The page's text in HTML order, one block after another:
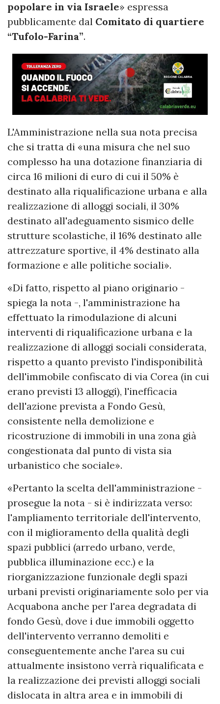
popolare in via Israele» espressa
pubblicamente dal Comitato di quartiere
“Tufolo-Farina”.
L'Amministrazione nella sua nota precisa
che si tratta di «una misura che nel suo
complesso ha una dotazione finanziaria di
circa 16 milioni di euro di cui il 50% è
destinato alla riqualificazione urbana e alla
realizzazione di alloggi sociali, il 30%
destinato all'adeguamento sismico delle
strutture scolastiche, il 16% destinato alle
attrezzature sportive, il 4% destinato alla
formazione e alle politiche sociali».
«Di fatto, rispetto al piano originario -
spiega la nota -, l'amministrazione ha
effettuato la rimodulazione di alcuni
interventi di riqualificazione urbana e la
realizzazione di alloggi sociali considerata,
rispetto a quanto previsto l'indisponibilità
dell'immobile confiscato di via Corea (in cui
erano previsti 13 alloggi), l'inefficacia
dell'azione prevista a Fondo Gesù,
consistente nella demolizione e
ricostruzione di immobili in una zona già
congestionata dal punto di vista sia
urbanistico che sociale».
«Pertanto la scelta dell'amministrazione -
prosegue la nota - si è indirizzata verso:
l'ampliamento territoriale dell'intervento,
con il miglioramento della qualità degli
spazi pubblici (arredo urbano, verde,
pubblica illuminazione ecc.) e la
riorganizzazione funzionale degli spazi
urbani previsti originariamente solo per via
Acquabona anche per l'area degradata di
fondo Gesù, dove i due immobili oggetto
dell'intervento verranno demoliti e
conseguentemente anche l'area su cui
attualmente insistono verrà riqualificata e
la realizzazione dei previsti alloggi sociali
dislocata in altra area e in immobili di